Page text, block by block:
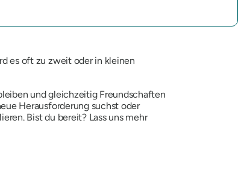
es oft zu zweit oder in kleinen
und gleichzeitig Freundschaften
Herausforderung suchst oder
Bist du bereit? Lass uns mehr